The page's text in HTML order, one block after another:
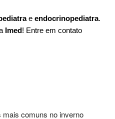
e endocrinopediatra.
Imed! Entre em contato